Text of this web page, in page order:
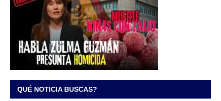
QUÉ NOTICIA BUSCAS?